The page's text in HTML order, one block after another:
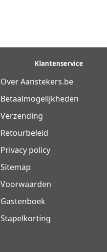
Klantenservice
Over Aanstekers.be
Betaalmogelijkheden
Verzending
Retourbeleid
Privacy policy
Sitemap
Voorwaarden
Gastenboek
Stapelkorting